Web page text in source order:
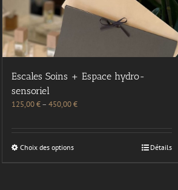
Escales Soins + Espace hydro-
sensoriel
125,00€– 450,00€
Choix des options Détails